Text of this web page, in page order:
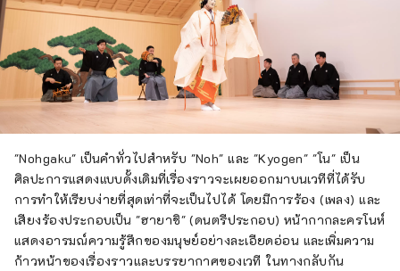
"Nohgaku" เป็นคำทั่วไปสำหรับ "Noh" และ "Kyogen" "โน" เป็น
ศิลปะการแสดงแบบดั้งเดิมที่เรื่องราวจะเผยออกมาบนเวทีที่ได้รับ
การทำให้เรียบง่ายที่สุดเท่าที่จะเป็นไปได้ โดยมีการร้อง (เพลง) และ
เสียงร้องประกอบเป็น "ฮายาชิ" (ดนตรีประกอบ) หน้ากากละครโนห์
แสดงอารมณ์ความรู้สึกของมนุษย์อย่างละเอียดอ่อน และเพิ่มความ
ก้าวหน้าของเรื่องราวและบรรยากาศของเวที ในทางกลับกัน